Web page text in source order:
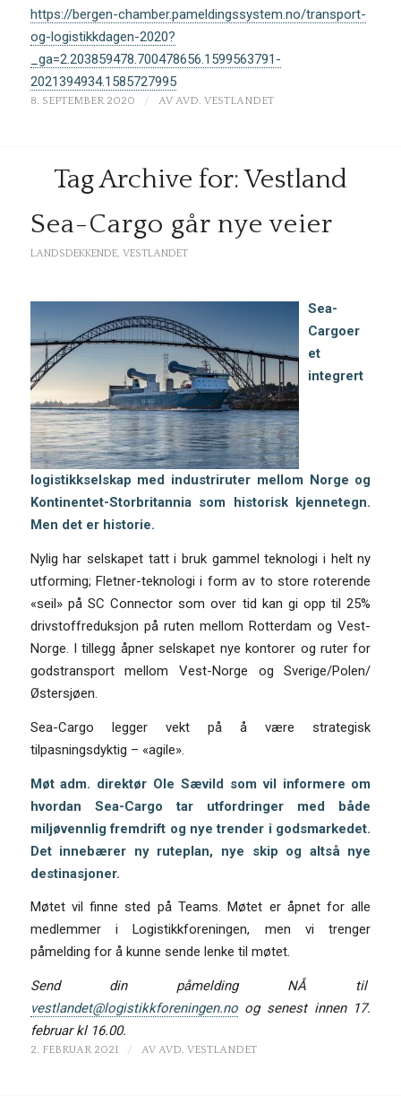
https://bergen-chamber.pameldingssystem.no/transport-
og-logistikkdagen-2020?
_ga=2.203859478.700478656.1599563791-
2021394934.1585727995
8. SEPTEMBER 2020 / AV AVD. VESTLANDET
Tag Archive for:Vestland
Sea-Cargo går nye veier
LANDSDEKKENDE, VESTLANDET
Sea-
Cargoer
et
integrert
logistikkselskap med industriruter mellom Norge og
Kontinentet-Storbritannia som historisk kjennetegn.
Men det er historie.
Nylig har selskapet tatt i bruk gammel teknologi i helt ny
utforming; Fletner-teknologi i form av to store roterende
«seil» på SC Connector som over tid kan gi opp til 25%
drivstoffreduksjon på ruten mellom Rotterdam og Vest-
Norge. I tillegg åpner selskapet nye kontorer og ruter for
godstransport mellom Vest-Norge og Sverige/Polen/
Østersjøen.
Sea-Cargo legger vekt på å være strategisk
tilpasningsdyktig – «agile».
Møt adm. direktør Ole Sævild som vil informere om
hvordan Sea-Cargo tar utfordringer med både
miljøvennlig fremdrift og nye trender i godsmarkedet.
Det innebærer ny ruteplan, nye skip og altså nye
destinasjoner.
Møtet vil finne sted på Teams. Møtet er åpnet for alle
medlemmer i Logistikkforeningen, men vi trenger
påmelding for å kunne sende lenke til møtet.
Send din påmelding NÅ til
vestlandet@logistikkforeningen.noog senest innen 17.
februar kl 16.00.
2. FEBRUAR 2021 / AV AVD. VESTLANDET